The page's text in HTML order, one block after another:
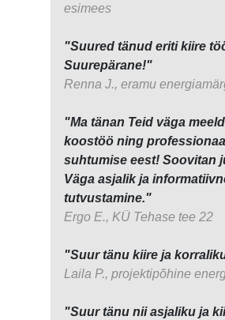
esimees
"Suured tänud eriti kiire
Suurepärane!"
Renna J., eramu
"Ma tänan Teid väga
koostöö ning
suhtumise eest! Soovitan
Väga asjalik ja
tutvustamine."
Ergo E., KÜ Tehase tee 22
"Suur tänu kiire ja
Laila P., projektipõhine
"Suur tänu nii asjaliku ja